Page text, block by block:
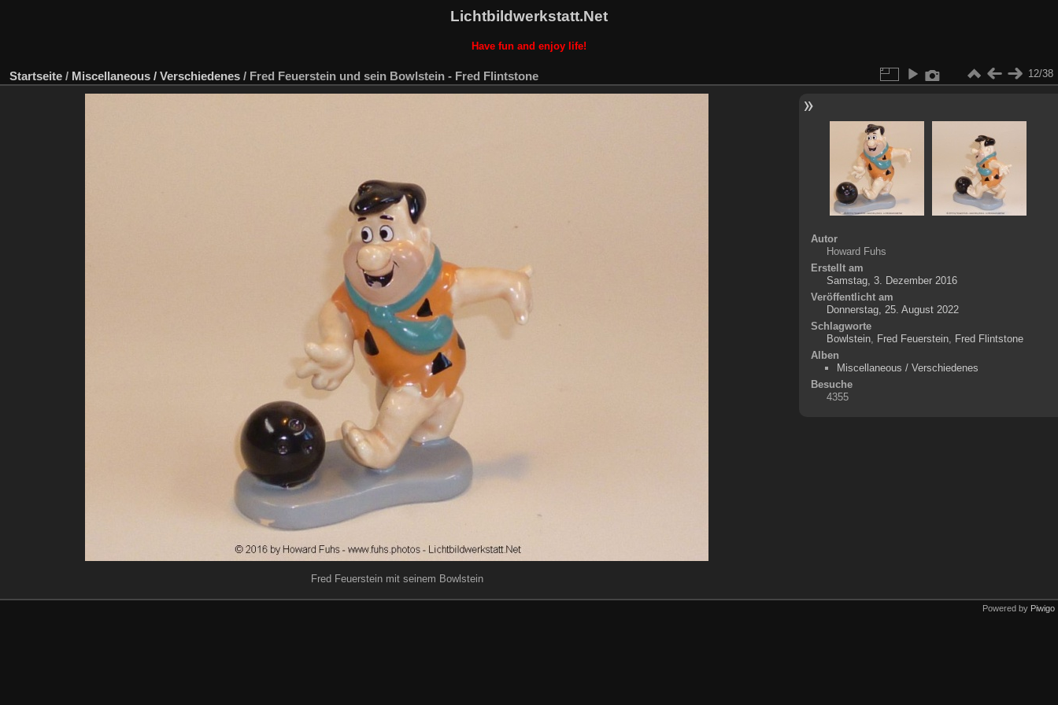
Lichtbildwerkstatt.Net
Have fun and enjoy life!
Startseite / Miscellaneous / Verschiedenes / Fred Feuerstein und sein Bowlstein - Fred Flintstone 12/38
Fred Feuerstein mit seinem Bowlstein
Autor
Howard Fuhs
Erstellt am
Samstag, 3. Dezember 2016
Veröffentlicht am
Donnerstag, 25. August 2022
Schlagworte
Bowlstein, Fred Feuerstein, Fred Flintstone
Alben
Miscellaneous / Verschiedenes
Besuche
4355
Powered by Piwigo